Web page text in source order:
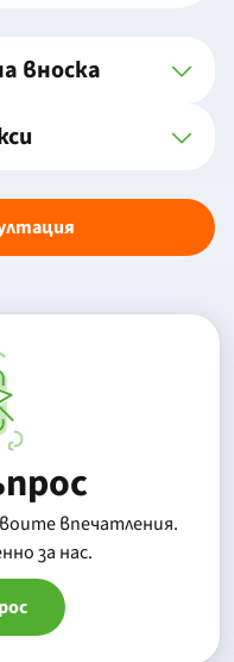
вноска
впечатления.
за нас.